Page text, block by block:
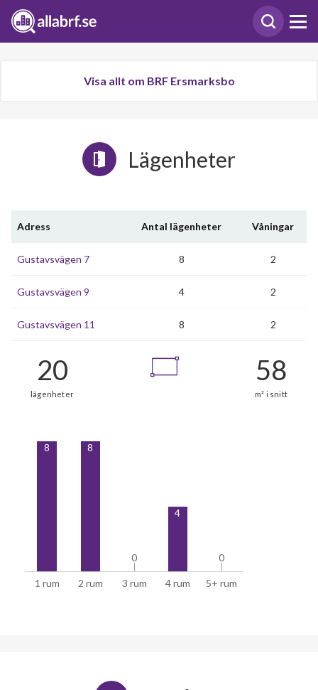
Visa allt om BRF Ersmarksbo
Lägenheter
Adress Antal lägenheter Våningar
Gustavsvägen 7 8 2
Gustavsvägen 9 4 2
Gustavsvägen 11 8 2
20
1 rum 2 rum 3 rum 4 rum 5+ rum
8 8
0
0
4
0
0